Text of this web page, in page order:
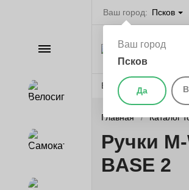
Ваш город: Псков
Ваш город
Псков
Да
Веломагазины
Каталог
Велосипеды
Самокаты
Главная Каталог
Ручки
BASE 2